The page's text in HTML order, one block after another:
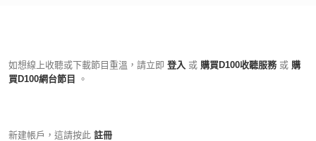
如想線上收聽或下載節目重溫，請立即 登入 或 購買D100收聽服務 或 購
買D100網台節目
。
新建帳戶，這請按此 註冊